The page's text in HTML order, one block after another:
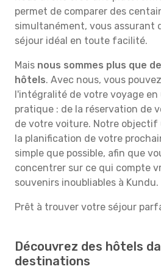
permet de comparer des
simultanément, vous assurant
séjour idéal en toute facilité.
Mais nous sommes plus que
hôtels. Avec nous, vous
l'intégralité de votre voyage en
pratique : de la réservation de
de votre voiture. Notre
la planification de votre
simple que possible, afin que
concentrer sur ce qui compte
souvenirs inoubliables à Kundu.
Prêt à trouver votre séjour
Découvrez des hôtels
destinations